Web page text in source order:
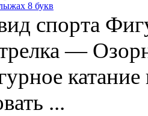
8 букв
спорта
—
...